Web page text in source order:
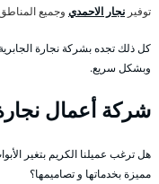
توفير نجار الاحمدي وجميع
كل ذلك تجده بشركة نجارة
وبشكل سريع.
شركة أعمال نجارة
هل ترغب عميلنا الكريم بتغير
مميزة بخدماتها و تصاميمها؟